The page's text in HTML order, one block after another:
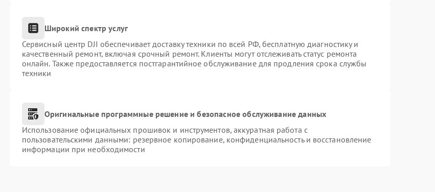
Широкий спектр услуг
Сервисный центр DJI обеспечивает доставку техники по всей РФ, бесплатную диагностику и
качественный ремонт, включая срочный ремонт. Клиенты могут отслеживать статус ремонта
онлайн. Также предоставляется постгарантийное обслуживание для продления срока службы
техники
Оригинальные программные решение и безопасное обслуживание данных
Использование официальных прошивок и инструментов, аккуратная работа с
пользовательскими данными: резервное копирование, конфиденциальность и восстановление
информации при необходимости